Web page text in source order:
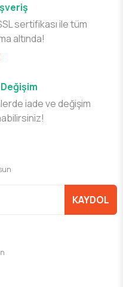
sertifikası ile tüm
altında!
iade ve değişim
KAYDOL